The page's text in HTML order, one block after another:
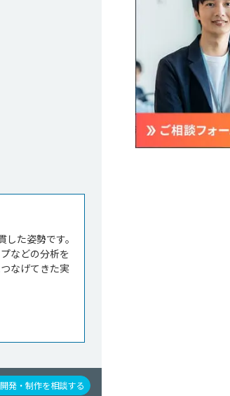
た姿勢です。
などの分析を
なげてきた実
発・制作を相談する